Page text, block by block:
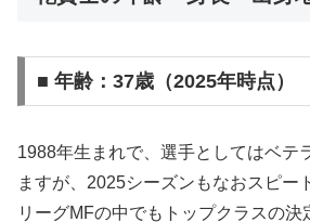
■ 年齢：37歳（2025年時点）
1988年生まれで、選手としてはベテ
ますが、2025シーズンもなおスピー
リーグMFの中でもトップクラスの決